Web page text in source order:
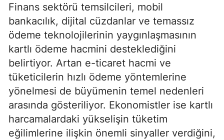
Finans sektörü temsilcileri, mobil
bankacılık, dijital cüzdanlar ve temassız
ödeme teknolojilerinin yaygınlaşmasının
kartlı ödeme hacmini desteklediğini
belirtiyor. Artan e-ticaret hacmi ve
tüketicilerin hızlı ödeme yöntemlerine
yönelmesi de büyümenin temel nedenleri
arasında gösteriliyor. Ekonomistler ise kartlı
harcamalardaki yükselişin tüketim
eğilimlerine ilişkin önemli sinyaller verdiğini,